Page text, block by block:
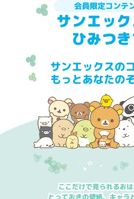
会員限定コンテ
サンエッ
ひみつ
サンエックスの
もっとあなたの